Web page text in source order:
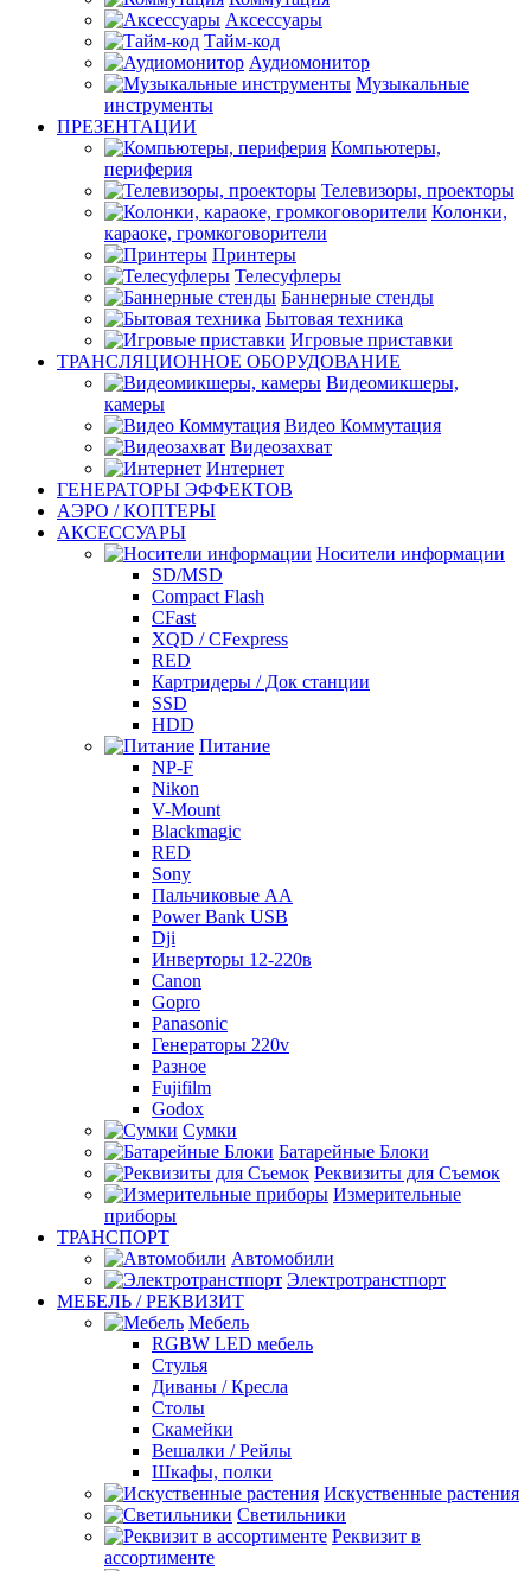
Аксессуары
Тайм-код
Аудиомонитор
Музыкальные
инструменты
ПРЕЗЕНТАЦИИ
Компьютеры,
периферия
Телевизоры, проекторы
Колонки,
караоке, громкоговорители
Принтеры
Телесуфлеры
Баннерные стенды
Бытовая техника
Игровые приставки
ТРАНСЛЯЦИОННОЕ ОБОРУДОВАНИЕ
Видеомикшеры,
камеры
Видео Коммутация
Видеозахват
Интернет
ГЕНЕРАТОРЫ ЭФФЕКТОВ
АЭРО / КОПТЕРЫ
АКСЕССУАРЫ
Носители информации
SD/MSD
Compact Flash
CFast
XQD / CFexpress
RED
Картридеры / Док станции
SSD
HDD
Питание
NP-F
Nikon
V-Mount
Blackmagic
RED
Sony
Пальчиковые AA
Power Bank USB
Dji
Инверторы 12-220в
Canon
Gopro
Panasonic
Генераторы 220v
Разное
Fujifilm
Godox
Сумки
Батарейные Блоки
Реквизиты для Съемок
Измерительные
приборы
ТРАНСПОРТ
Автомобили
Электротранстпорт
МЕБЕЛЬ / РЕКВИЗИТ
Мебель
RGBW LED мебель
Стулья
Диваны / Кресла
Столы
Скамейки
Вешалки / Рейлы
Шкафы, полки
Искуственные растения
Светильники
Реквизит в
ассортименте